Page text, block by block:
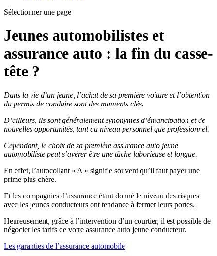
Sélectionner une page
Jeunes automobilistes et
assurance auto : la fin du casse-
tête ?
Dans la vie d’un jeune, l’achat de sa première voiture et l’obtention
du permis de conduire sont des moments clés.
D’ailleurs, ils sont généralement synonymes d’émancipation et de
nouvelles opportunités, tant au niveau personnel que professionnel.
Cependant, le choix de sa première assurance auto jeune
automobiliste peut s’avérer être une tâche laborieuse et longue.
En effet, l’autocollant « A » signifie souvent qu’il faut payer une
prime plus chère.
Et les compagnies d’assurance étant donné le niveau des risques
avec les jeunes conducteurs ont tendance à fermer leurs portes.
Heureusement, grâce à l’intervention d’un courtier, il est possible de
négocier les tarifs de votre assurance auto jeune conducteur.
Les garanties de l’assurance automobile